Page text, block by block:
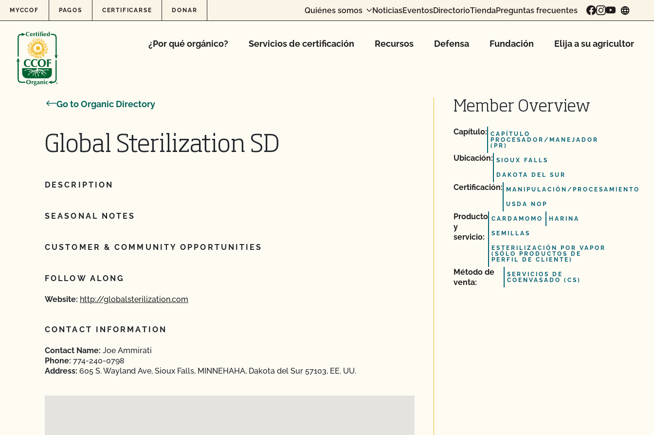
Skip to content
MYCCOF PAGOS CERTIFICARSE DONAR Quiénes somos NoticiasEventosDirectorioTiendaPreguntas frecuentes
¿Por qué orgánico? Servicios de certificación Recursos Defensa Fundación Elija a su agricultor
Go to Organic Directory
Global Sterilization SD
DESCRIPTION
SEASONAL NOTES
CUSTOMER & COMMUNITY OPPORTUNITIES
FOLLOW ALONG
Website: http://globalsterilization.com
CONTACT INFORMATION
Contact Name: Joe Ammirati
Phone: 774-240-0798
Address: 605 S. Wayland Ave, Sioux Falls, MINNEHAHA, Dakota del Sur 57103, EE. UU.
Member Overview
Capítulo: CAPÍTULO
PROCESADOR/MANEJADOR
(PR)
Ubicación: SIOUX FALLS
DAKOTA DEL SUR
Certificación: MANIPULACIÓN/PROCESAMIENTO
USDA NOP
Producto
y
servicio:
CARDAMOMO HARINA
SEMILLAS
ESTERILIZACIÓN POR VAPOR
(SÓLO PRODUCTOS DE
PERFIL DE CLIENTE)
Método de
venta:
SERVICIOS DE
COENVASADO (CS)